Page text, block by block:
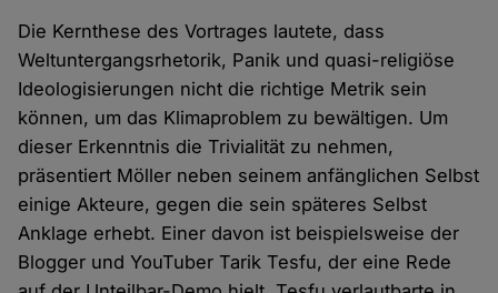
Die Kernthese des Vortrages lautete, dass
Weltuntergangsrhetorik, Panik und quasi-religiöse
Ideologisierungen nicht die richtige Metrik sein
können, um das Klimaproblem zu bewältigen. Um
dieser Erkenntnis die Trivialität zu nehmen,
präsentiert Möller neben seinem anfänglichen Selbst
einige Akteure, gegen die sein späteres Selbst
Anklage erhebt. Einer davon ist beispielsweise der
Blogger und YouTuber Tarik Tesfu, der eine Rede